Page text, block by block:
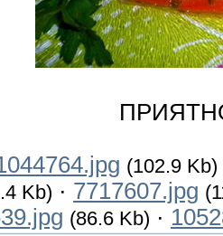
(102.9 Kb)
Kb) · 7717607.jpg
(86.6 Kb) ·